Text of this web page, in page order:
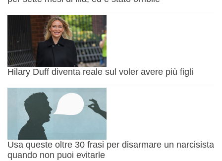
Hilary Duff diventa reale sul voler avere più figli
Usa queste oltre 30 frasi per disarmare un narcisista
quando non puoi evitarle